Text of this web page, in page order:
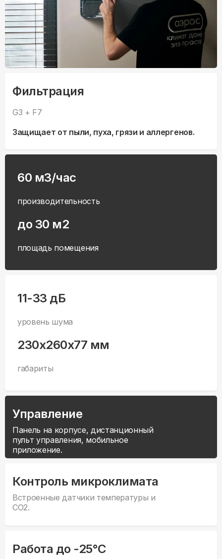
Фильтрация
G3 + F7
Защищает от пыли, пуха, грязи и аллергенов.
60 м3/час
производительность
до 30 м2
площадь помещения
11-33 дБ
уровень шума
230x260x77 мм
габариты
Управление
Панель на корпусе, дистанционный
пульт управления, мобильное
приложение.
Контроль микроклимата
Встроенные датчики температуры и
CO2.
Работа до -25°С